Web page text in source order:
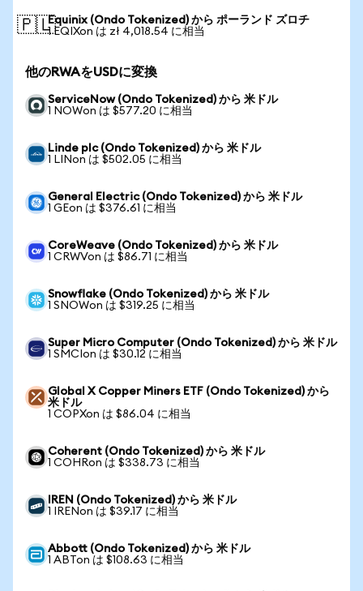
🇵🇱Equinix (Ondo Tokenized) から ポーランド ズロチ
1 EQIXon は zł 4,018.54 に相当
他のRWAをUSDに変換
ServiceNow (Ondo Tokenized) から 米ドル
1 NOWon は $577.20 に相当
Linde plc (Ondo Tokenized) から 米ドル
1 LINon は $502.05 に相当
General Electric (Ondo Tokenized) から 米ドル
1 GEon は $376.61 に相当
CoreWeave (Ondo Tokenized) から 米ドル
1 CRWVon は $86.71 に相当
Snowflake (Ondo Tokenized) から 米ドル
1 SNOWon は $319.25 に相当
Super Micro Computer (Ondo Tokenized) から 米ドル
1 SMCIon は $30.12 に相当
Global X Copper Miners ETF (Ondo Tokenized) から
米ドル
1 COPXon は $86.04 に相当
Coherent (Ondo Tokenized) から 米ドル
1 COHRon は $338.73 に相当
IREN (Ondo Tokenized) から 米ドル
1 IRENon は $39.17 に相当
Abbott (Ondo Tokenized) から 米ドル
1 ABTon は $108.63 に相当